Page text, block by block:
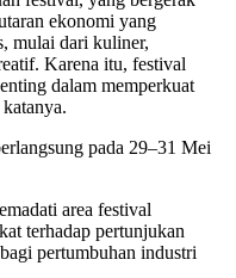
ekonomi yang
mulai dari kuliner,
Karena itu, festival
dalam memperkuat
pada 29–31 Mei
area festival
terhadap pertunjukan
pertumbuhan industri